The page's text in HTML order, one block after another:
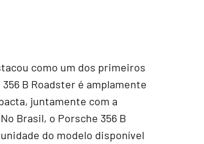
como um dos primeiros
B Roadster é amplamente
juntamente com a
Brasil, o Porsche 356 B
do modelo disponível